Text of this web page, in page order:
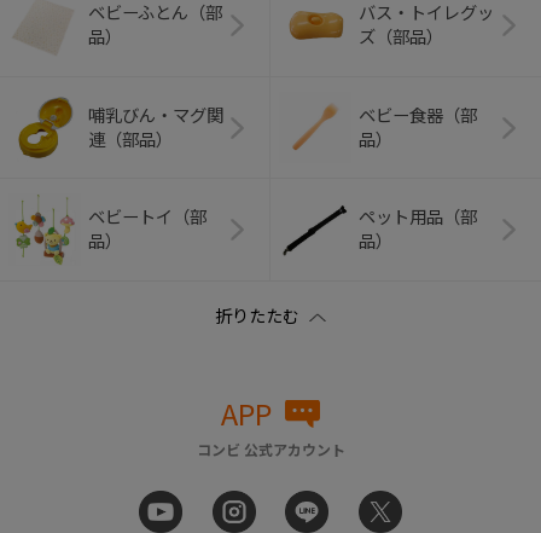
ベビーふとん（部
品）
バス・トイレグッ
ズ（部品）
哺乳びん・マグ関
連（部品）
ベビー食器（部
品）
ベビートイ（部
品）
ペット用品（部
品）
APP
コンビ 公式アカウント